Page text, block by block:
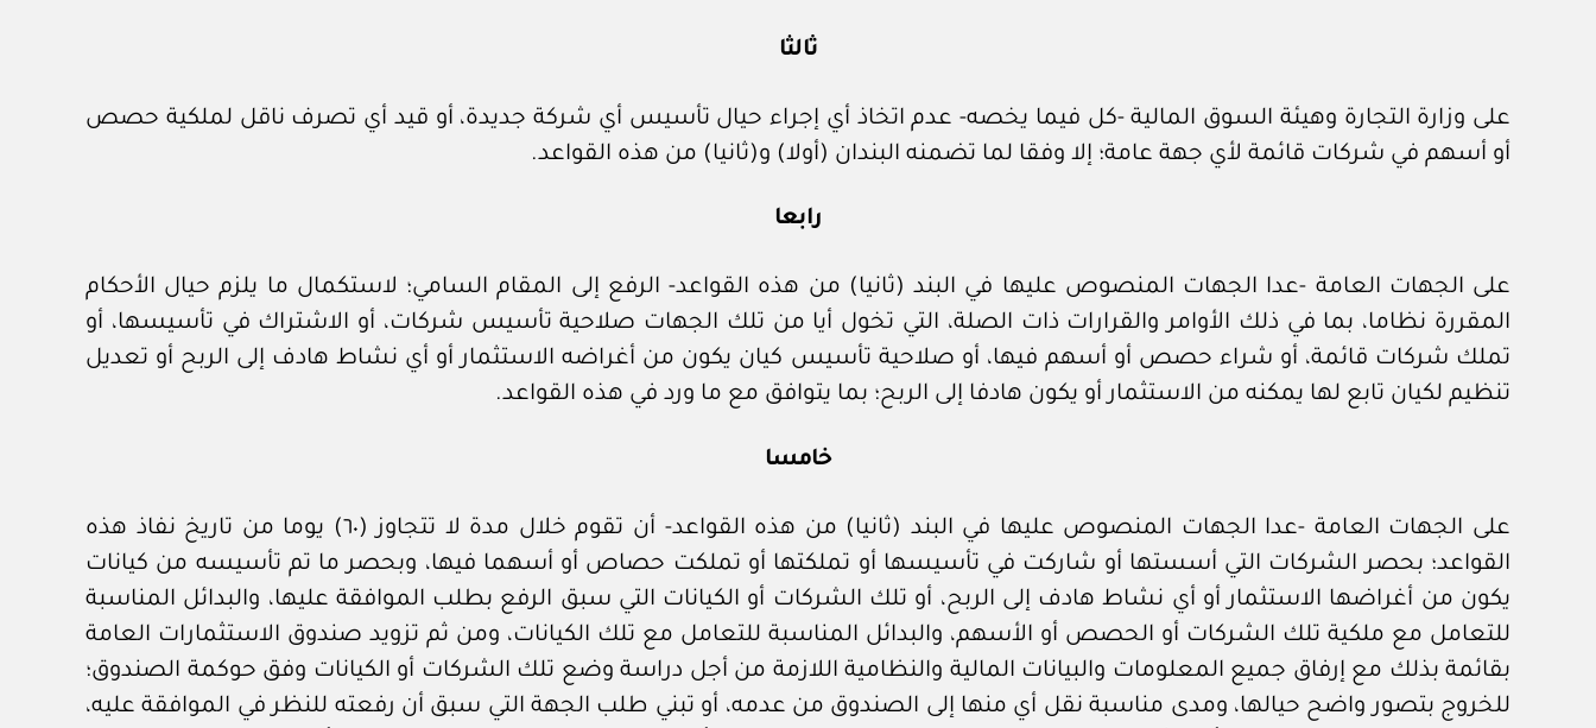
ثالثا
على وزارة التجارة وهيئة السوق المالية -كل فيما يخصه- عدم اتخاذ أي إجراء حيال تأسيس أي شركة جديدة، أو قيد أي تصرف ناقل لملكية حصص
أو أسهم في شركات قائمة لأي جهة عامة؛ إلا وفقا لما تضمنه البندان (أولا) و(ثانيا) من هذه القواعد.
رابعا
على الجهات العامة -عدا الجهات المنصوص عليها في البند (ثانيا) من هذه القواعد- الرفع إلى المقام السامي؛ لاستكمال ما يلزم حيال الأحكام
المقررة نظاما، بما في ذلك الأوامر والقرارات ذات الصلة، التي تخول أيا من تلك الجهات صلاحية تأسيس شركات، أو الاشتراك في تأسيسها، أو
تملك شركات قائمة، أو شراء حصص أو أسهم فيها، أو صلاحية تأسيس كيان يكون من أغراضه الاستثمار أو أي نشاط هادف إلى الربح أو تعديل
تنظيم لكيان تابع لها يمكنه من الاستثمار أو يكون هادفا إلى الربح؛ بما يتوافق مع ما ورد في هذه القواعد.
خامسا
على الجهات العامة -عدا الجهات المنصوص عليها في البند (ثانيا) من هذه القواعد- أن تقوم خلال مدة لا تتجاوز (٦٠) يوما من تاريخ نفاذ هذه
القواعد؛ بحصر الشركات التي أسستها أو شاركت في تأسيسها أو تملكتها أو تملكت حصاص أو أسهما فيها، وبحصر ما تم تأسيسه من كيانات
يكون من أغراضها الاستثمار أو أي نشاط هادف إلى الربح، أو تلك الشركات أو الكيانات التي سبق الرفع بطلب الموافقة عليها، والبدائل المناسبة
للتعامل مع ملكية تلك الشركات أو الحصص أو الأسهم، والبدائل المناسبة للتعامل مع تلك الكيانات، ومن ثم تزويد صندوق الاستثمارات العامة
بقائمة بذلك مع إرفاق جميع المعلومات والبيانات المالية والنظامية اللازمة من أجل دراسة وضع تلك الشركات أو الكيانات وفق حوكمة الصندوق؛
للخروج بتصور واضح حيالها، ومدى مناسبة نقل أي منها إلى الصندوق من عدمه، أو تبني طلب الجهة التي سبق أن رفعته للنظر في الموافقة عليه،